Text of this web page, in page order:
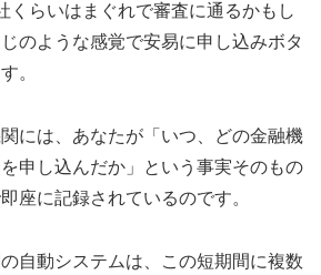
くらいはまぐれで審査に通るかもし
のような感覚で安易に申し込みボタ
。
には、あなたが「いつ、どの金融機
申し込んだか」という事実そのもの
座に記録されているのです。
自動システムは、この短期間に複数